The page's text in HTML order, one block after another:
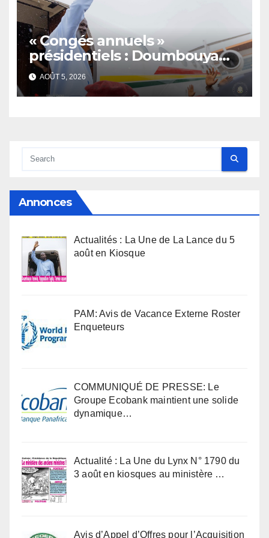
« Congés annuels »
présidentiels : Doumbouya
s’envole, l’opposition s’agite,
l’armée rassure
AOÛT 5, 2026
Annonces
Actualités : La Une de La Lance du 5
août en Kiosque
PAM: Avis de Vacance Externe Roster
Enqueteurs
COMMUNIQUÉ DE PRESSE: Le
Groupe Ecobank maintient une solide
dynamique…
Actualité : La Une du Lynx N° 1790 du
3 août en kiosques au ministère …
Avis d’Appel d’Offres pour l’Acquisition